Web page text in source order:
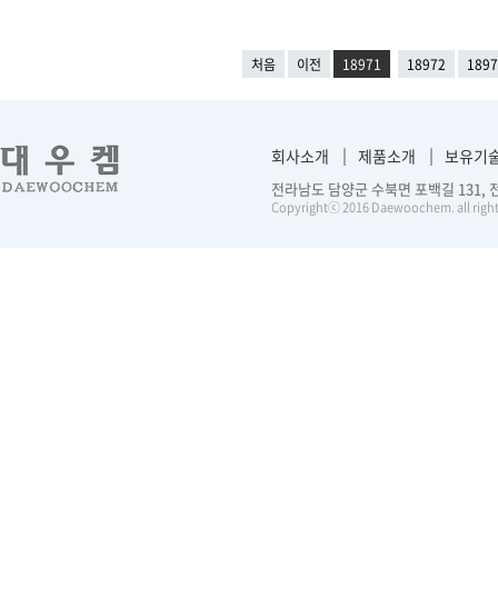
처음 이전 18971 18972
회사소개 제품소개 보유기
전라남도 담양군 수북면 포백길
Copyrightⓒ 2016 Daewoochem. all